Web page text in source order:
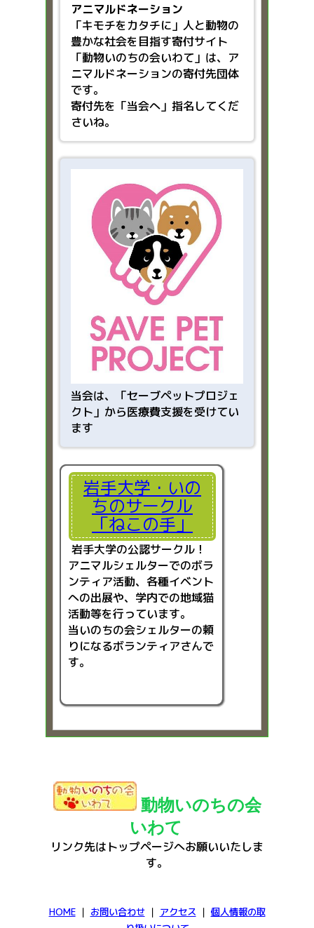
アニマルドネーション
「キモチをカタチに」人と動物の
豊かな社会を目指す寄付サイト
「動物いのちの会いわて」は、ア
ニマルドネーションの寄付先団体
です。
寄付先を「当会へ」指名してくだ
さいね。
当会は、「セーブペットプロジェ
クト」から医療費支援を受けてい
ます
岩手大学・いの
ちのサークル
「ねこの手」
岩手大学の公認サークル！
アニマルシェルターでのボラ
ンティア活動、各種イベント
への出展や、学内での地域猫
活動等を行っています。
当いのちの会シェルターの頼
りになるボランティアさんで
す。
動物いのちの会
いわて
リンク先はトップページへお願いいたしま
す。
HOME｜ お問い合わせ｜ アクセス ｜ 個人情報の取